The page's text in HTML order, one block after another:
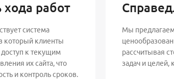
хода работ
система
который клиенты
к текущим
их сайта, что
и контроль сроков.
Мы
рассчитывая
задач и целей,